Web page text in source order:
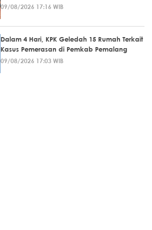
09/08/2026 17:16 WIB
Dalam 4 Hari, KPK Geledah 15 Rumah Terkait
Kasus Pemerasan di Pemkab Pemalang
09/08/2026 17:03 WIB